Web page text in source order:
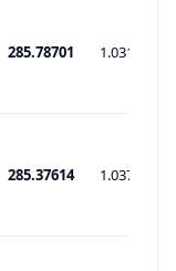
285.78701 1.031.549
285.37614 1.037.089